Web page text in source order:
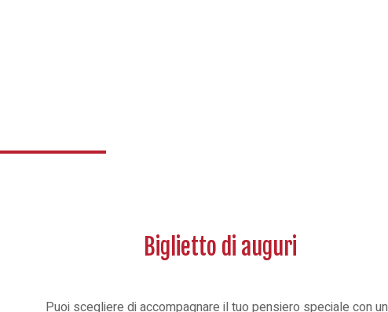
Biglietto di auguri
Puoi scegliere di accompagnare il tuo pensiero speciale con un